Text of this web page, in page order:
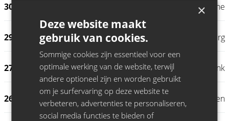
30.03.26 Staf Versluys, Bredene
29.03.26 CC Zwaneberg, Heist-op-den-Berg
27.03.26 C-Mine, Genk
26.03.26 De Velinx, Tongeren
×
Deze website maakt
gebruik van cookies.
Sommige cookies zijn essentieel voor een
optimale werking van de website, terwijl
andere optioneel zijn en worden gebruikt
om je surfervaring op deze website te
verbeteren, advertenties te personaliseren,
social media functies te bieden of